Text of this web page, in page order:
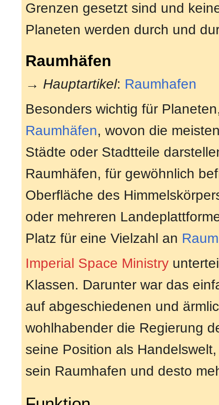
Grenzen gesetzt sind und
Planeten werden durch und
Raumhäfen
→ Hauptartikel: Raumhafen
Besonders wichtig für
Raumhäfen, wovon die
Städte oder Stadtteile
Raumhäfen, für gewöhnlich
Oberfläche des
oder mehreren
Platz für eine Vielzahl an
Imperial Space Ministry
Klassen. Darunter war das
auf abgeschiedenen und
wohlhabender die Regierung
seine Position als
sein Raumhafen und desto